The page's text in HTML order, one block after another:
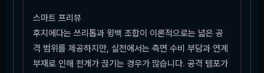
스마트 프리뷰
후지에다는 쓰리톱과 윙백 조합이 이론적으로는 넓은 공
격 범위를 제공하지만, 실전에서는 측면 수비 부담과 연계
부재로 인해 전개가 끊기는 경우가 많습니다. 공격 템포가